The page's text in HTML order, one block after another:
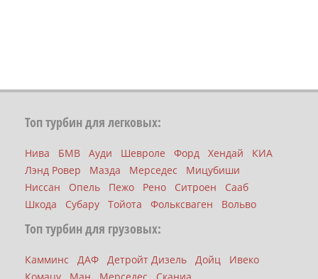
Топ турбин для легковых:
Нива БМВ Ауди Шевроле Форд Хендай
КИА
Лэнд Ровер
Мазда Мерседес
Мицубиши
Ниссан
Опель Пежо Рено Ситроен
Сааб
Шкода
Субару Тойота Фольксваген Вольво
Топ турбин для грузовых:
Камминс ДАФ Детройт Дизель Дойц
Ивеко